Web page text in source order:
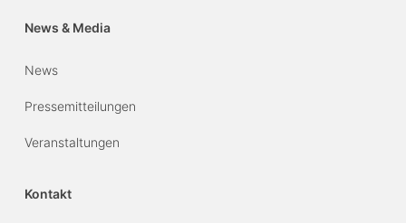
News & Media
News
Pressemitteilungen
Veranstaltungen
Kontakt